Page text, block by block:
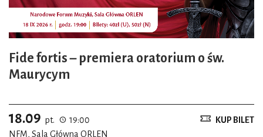
Fide fortis – premiera oratorium o św.
Maurycym
18.09 pt.
19:00
NFM, Sala Główna ORLEN
KUP BILET